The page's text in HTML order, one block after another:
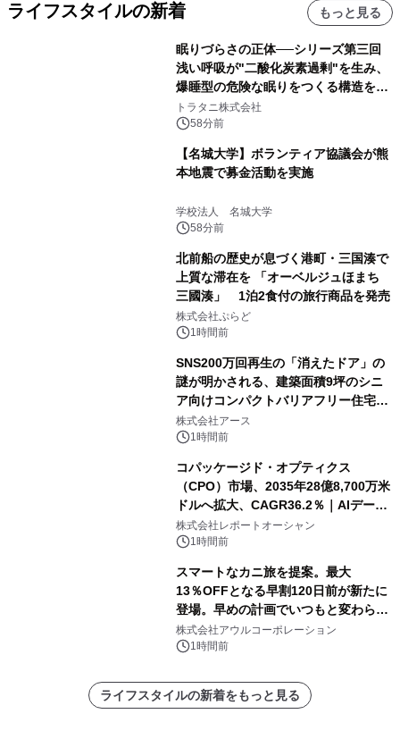
ライフスタイルの新着 もっと見る
眠りづらさの正体──シリーズ第三回
浅い呼吸が"二酸化炭素過剰"を生み、
爆睡型の危険な眠りをつくる構造を解
説
トラタニ株式会社
58分前
【名城大学】ボランティア協議会が熊
本地震で募金活動を実施
学校法人 名城大学
58分前
北前船の歴史が息づく港町・三国湊で
上質な滞在を 「オーベルジュほまち
三國湊」 1泊2食付の旅行商品を発売
株式会社ぷらど
1時間前
SNS200万回再生の「消えたドア」の
謎が明かされる、建築面積9坪のシニ
ア向けコンパクトバリアフリー住宅が
誕生
株式会社アース
1時間前
コパッケージド・オプティクス
（CPO）市場、2035年28億8,700万米
ドルへ拡大、CAGR36.2％｜AIデータ
センター・高速光通信需要が成長を加
速
株式会社レポートオーシャン
1時間前
スマートなカニ旅を提案。最大
13％OFFとなる早割120日前が新たに
登場。早めの計画でいつもと変わらぬ
大人の冬旅を。ー夕日ヶ浦温泉「佳松
苑 別邸ふうか」ー
株式会社アウルコーポレーション
1時間前
ライフスタイルの新着をもっと見る